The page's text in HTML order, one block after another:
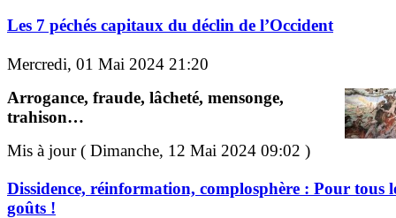
Les 7 péchés capitaux du déclin de l’Occident
Mercredi, 01 Mai 2024 21:20
Arrogance, fraude, lâcheté, mensonge,
trahison…
Mis à jour ( Dimanche, 12 Mai 2024 09:02 )
Dissidence, réinformation, complosphère : Pour tous
goûts !